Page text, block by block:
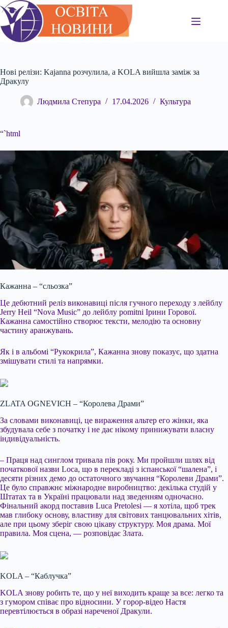
Перейти
до
вмісту
Нові релізи: Kajanna розчулила, а KOLA вийшла заміж за
Дракулу
Людмила Степура 17.04.2026 Культура
“`html
Кажанна – “сльозка”
Це дебютний реліз виконавиці після гучного переходу з лейблу
Jerry Heil “Nova Music” до лейблу pomitni Ірини Горової.
Кажанна самостійно створює тексти, мелодію та основну
частину аранжувань.
Як і в альбомі “Рукокрила”, Кажанна знову показує, що здатна
змішувати стилі та напрямки.
ZLATA OGNEVICH – “Королева Драми”
За словами виконавиці, це вираження альтер его жінки, яка
збудувала себе з початку і не дає нікому принижувати власну
індивідуальність.
– Праця над синглом тривала пів року. Ми пройшли шлях від
початкової назви Loca, що в перекладі з іспанської “шалена”, і
десяти різних демо до остаточного звучання “Королеви Драми”.
Це було справжнє міжнародне виробництво: декілька студій у
Штатах та в Україні працювали над зведенням одночасно.
Фінальний акорд поставив Luca Pretolesi — я хотіла, щоб трек
мав глибоку основу, властиву для світових танцювальних хітів,
але при цьому зберіг свою цікаву структуру. Моя драма. Мої
правила. Моя сцена, — розповідає Злата.
KOLA – “Каблучка”
KOLA знову робить те, що у неї виходить краще за все: легко та
з гумором співає про відносини. У горор-відео Настя
перевтілюється в образі нареченої Дракули.